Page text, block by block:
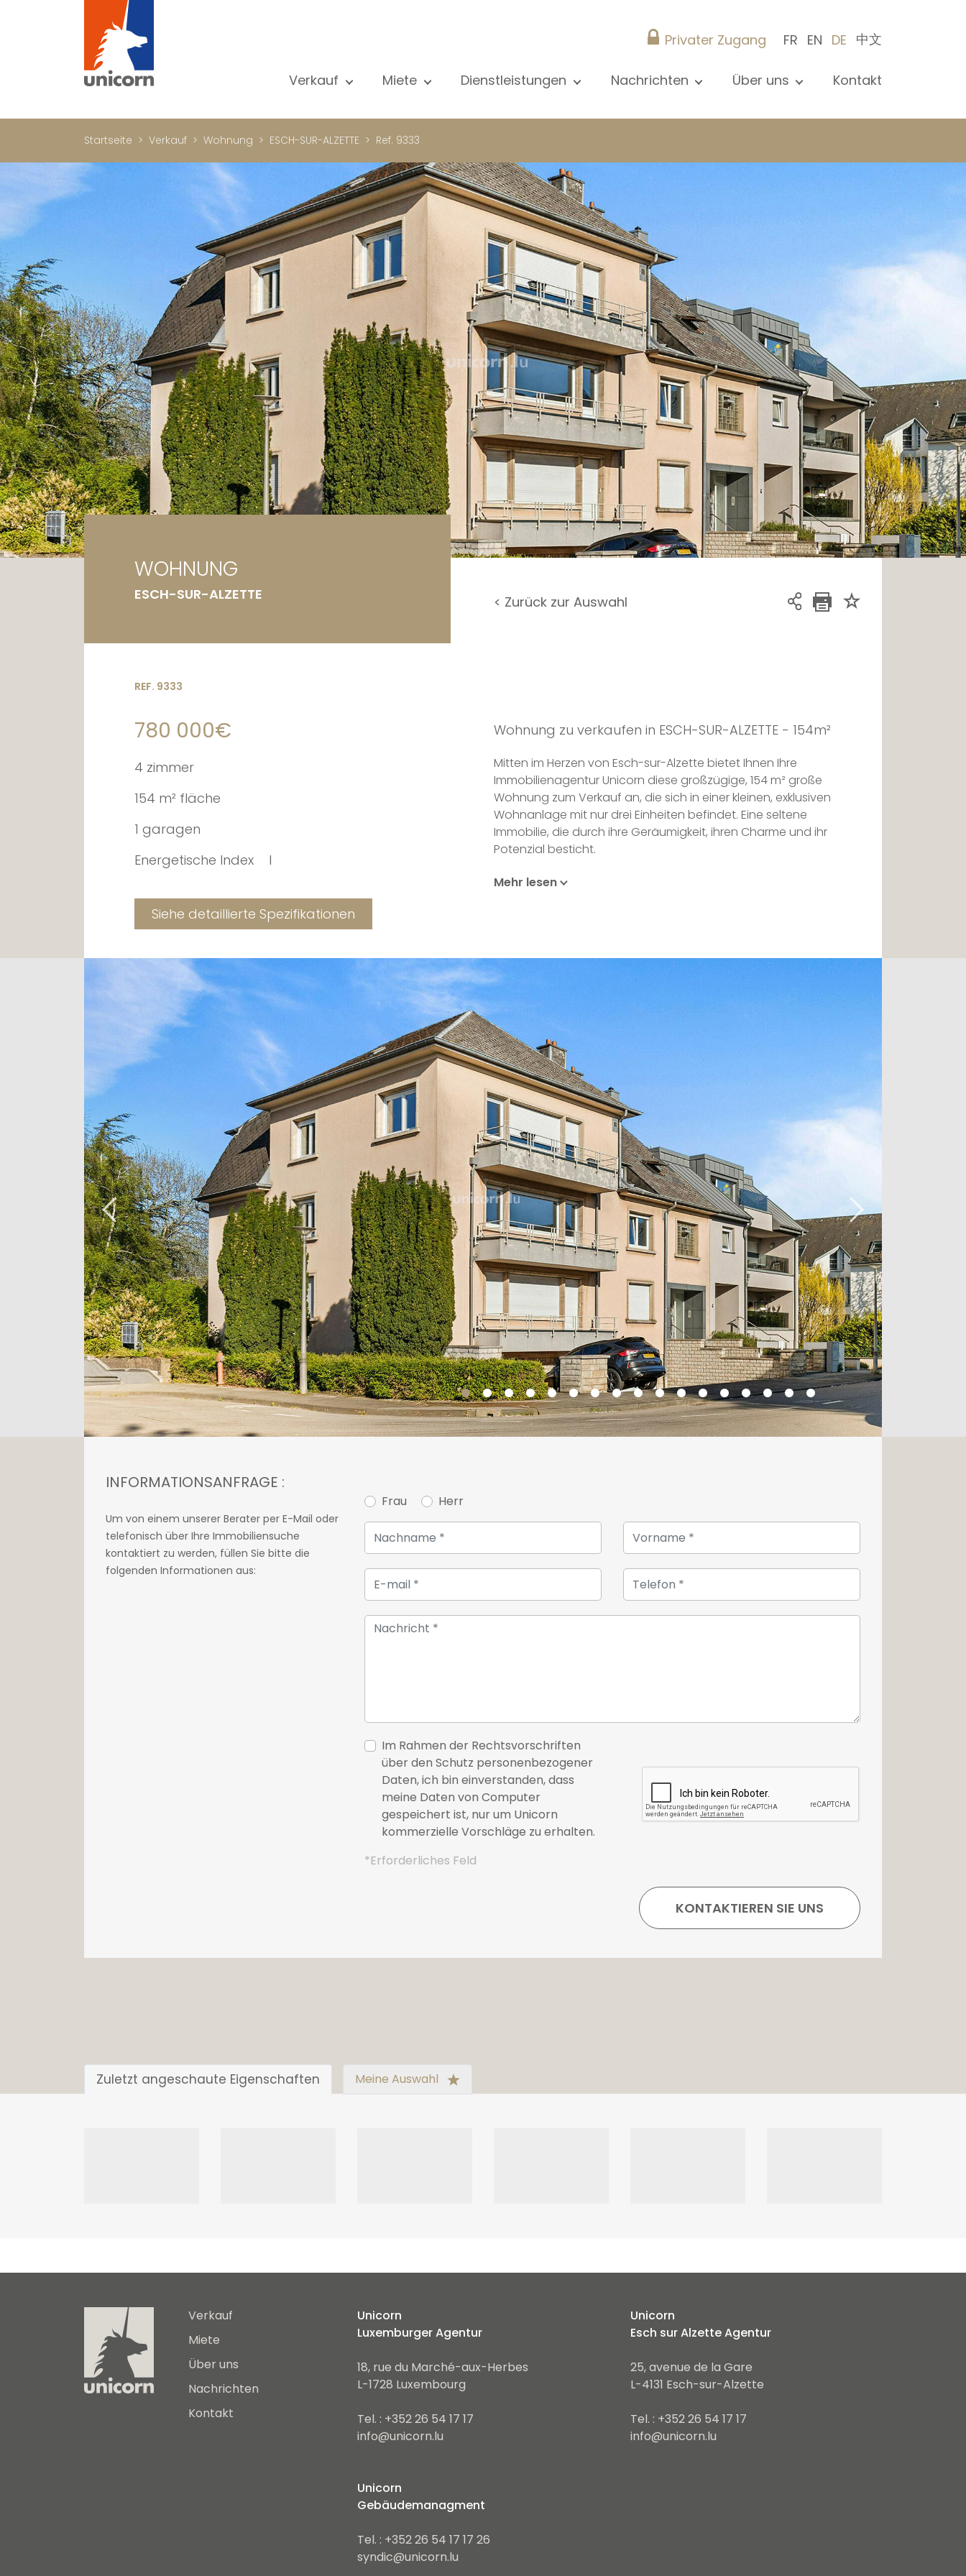
Privater Zugang FR EN DE 中文
Verkauf
Neubau
Luxus-Immobilie
International
Wohnhaus
Geschäft
Garage / Parkplatz
Grundstück
Miete
Luxus-Immobilie
International
Büro
Geschäft
Garage / Parkplatz
Dienstleistungen
Suche
Privater zugang
Mietverwaltung
Gebäudemanagment
Nachrichten
Über uns
Kontakt
Startseite Verkauf Wohnung ESCH-SUR-ALZETTE Ref. 9333
WOHNUNG
ESCH-SUR-ALZETTE < Zurück zur Auswahl
REF. 9333
780 000€
4 zimmer
154 m² fläche
1 garagen
Energetische Index
I
Siehe detaillierte Spezifikationen
Wohnung zu verkaufen in ESCH-SUR-ALZETTE - 154m²
Mitten im Herzen von Esch-sur-Alzette bietet Ihnen Ihre
Immobilienagentur Unicorn diese großzügige, 154 m² große
Wohnung zum Verkauf an, die sich in einer kleinen, exklusiven
Wohnanlage mit nur drei Einheiten befindet. Eine seltene
Immobilie, die durch ihre Geräumigkeit, ihren Charme und ihr
Potenzial besticht.
Die Wohnung befindet sich im erhöhten Erdgeschoss einer
und das Viertel verfügt über eine Bushaltestelle in unmittelbarer
Nähe.
Mit ihren vier Schlafzimmern und für die zweitgrößte Stadt des
Landes ungewöhnlichen Raumaufteilungen richtet sich die
Immobilie sowohl an Familien, die Platz suchen, als auch an
versierte Investoren, die ihr volles Potenzial ausschöpfen können.
Die Wohnung wird im Originalzustand angeboten und bietet
somit völlige Gestaltungsfreiheit sowie die Möglichkeit einer
sofortigen Wertsteigerung.
An der Vorderseite sorgt ein schöner Balkon für einen Hauch von
Leben im Freien zur Straße hin. An der Rückseite vervollständigt ein
direkter Zugang zu einem Gemeinschaftsgarten diese
außergewöhnliche Immobilie und bietet eine in städtischer
Umgebung seltene grüne Oase.
Eine exklusive Wohnanlage, eine außergewöhnliche Wohnfläche,
ein authentischer Charakter: die Zutaten für eine Immobilie mit
großem Potenzial in einer Stadt im Umbruch.
Eine Tiefgarage, ein schöner Keller sowie ein Außenstellplatz
runden diese Immobilie ab.
Für weitere Informationen oder zur Vereinbarung eines
Besichtigungstermins wenden Sie sich bitte an die Agentur
Unicorn unter +352 26 54 17 17.
Mehr lesen
INFORMATIONSANFRAGE :
Um von einem unserer Berater per E-Mail oder
telefonisch über Ihre Immobiliensuche
kontaktiert zu werden, füllen Sie bitte die
folgenden Informationen aus:
Frau Herr
Im Rahmen der Rechtsvorschriften
über den Schutz personenbezogener
Daten, ich bin einverstanden, dass
meine Daten von Computer
gespeichert ist, nur um Unicorn
kommerzielle Vorschläge zu erhalten.
*Erforderliches Feld
Zuletzt angeschaute Eigenschaften Meine Auswahl
Verkauf
Miete
Über uns
Nachrichten
Kontakt
Unicorn
Luxemburger Agentur
18, rue du Marché-aux-Herbes
L-1728 Luxembourg
Tel. : +352 26 54 17 17
info@unicorn.lu
Unicorn
Esch sur Alzette Agentur
25, avenue de la Gare
L-4131 Esch-sur-Alzette
Tel. : +352 26 54 17 17
info@unicorn.lu
Unicorn
Gebäudemanagment
Tel. : +352 26 54 17 17 26
syndic@unicorn.lu